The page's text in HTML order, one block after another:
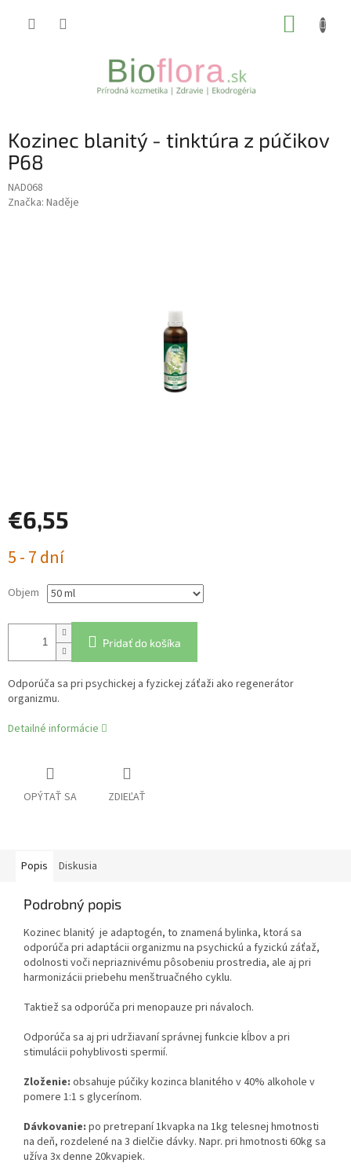
Kozinec blanitý - tinktúra z púčikov
P68
NAD068
Značka: Naděje
€6,55
cena:
5 - 7 dní
Objem
Pridať do košíka
Odporúča sa pri psychickej a fyzickej záťaži ako regenerátor
organizmu.
Detailné informácie
OPÝTAŤ SA ZDIEĽAŤ
Popis Diskusia
Podrobný popis
Kozinec blanitý je adaptogén, to znamená bylinka, ktorá sa
odporúča pri adaptácii organizmu na psychickú a fyzickú záťaž,
odolnosti voči nepriaznivému pôsobeniu prostredia, ale aj pri
harmonizácii priebehu menštruačného cyklu.
Taktiež sa odporúča pri menopauze pri návaloch.
Odporúča sa aj pri udržiavaní správnej funkcie kĺbov a pri
stimulácii pohyblivosti spermií.
Zloženie: obsahuje púčiky kozinca blanitého v 40% alkohole v
pomere 1:1 s glycerínom.
Dávkovanie: po pretrepaní 1kvapka na 1kg telesnej hmotnosti
na deň, rozdelené na 3 dielčie dávky. Napr. pri hmotnosti 60kg sa
užíva 3x denne 20kvapiek.